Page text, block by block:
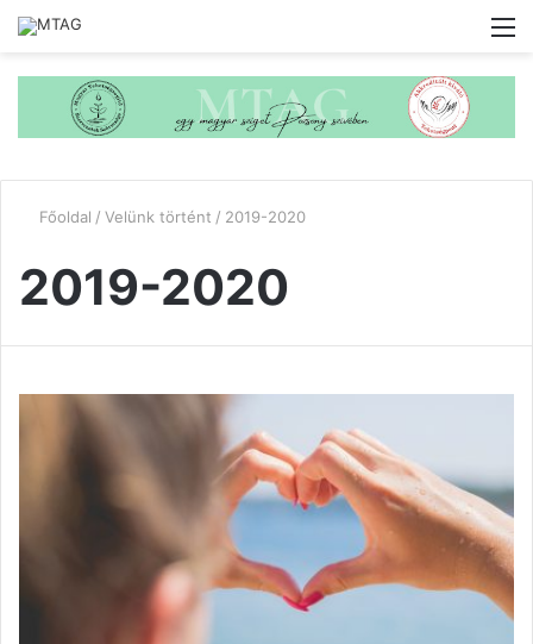
Főoldal / Velünk történt / 2019-2020
2019-2020